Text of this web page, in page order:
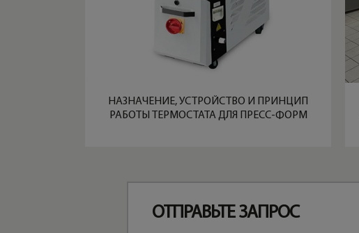
НАЗНАЧЕНИЕ, УСТРОЙСТВО И ПРИНЦИП
РАБОТЫ ТЕРМОСТАТА ДЛЯ ПРЕСС-ФОРМ
ОТПРАВЬТЕ ЗАПРОС